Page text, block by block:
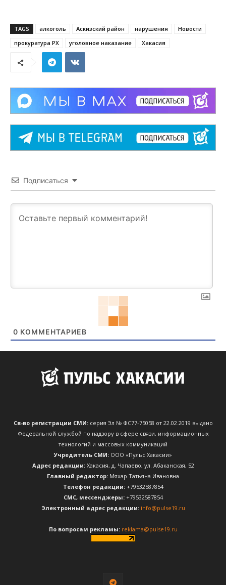
TAGS алкоголь Аскизский район нарушения
Новости
прокуратура РХ
уголовное наказание Хакасия
Подписаться
0 КОММЕНТАРИЕВ
Св-во регистрации СМИ:серия Эл № ФС77-75058 от 22.02.2019 выдано
Федеральной службой по надзору в сфере связи, информационных
технологий и массовых коммуникаций
Учредитель СМИ: ООО «Пульс Хакасии»
Адрес редакции:Хакасия, д. Чапаево, ул. Абаканская, 52
Главный редактор: Мяхар Татьяна Ивановна
Телефон редакции:+79532587854
CМС, мессенджеры:+79532587854
Электронный адрес редакции: info@pulse19.ru
По вопросам рекламы: reklama@pulse19.ru